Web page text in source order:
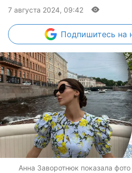
7 августа 2024, 09:42
Подпишитесь на
Анна Заворотнюк показала